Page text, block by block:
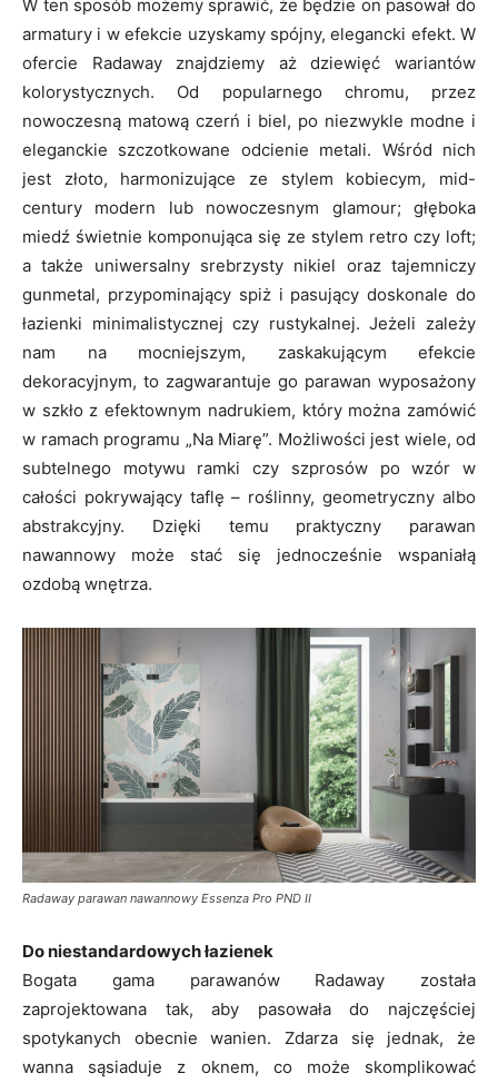
W ten sposób możemy sprawić, że będzie on pasował do
armatury i w efekcie uzyskamy spójny, elegancki efekt. W
ofercie Radaway znajdziemy aż dziewięć wariantów
kolorystycznych. Od popularnego chromu, przez
nowoczesną matową czerń i biel, po niezwykle modne i
eleganckie szczotkowane odcienie metali. Wśród nich
jest złoto, harmonizujące ze stylem kobiecym, mid-
century modern lub nowoczesnym glamour; głęboka
miedź świetnie komponująca się ze stylem retro czy loft;
a także uniwersalny srebrzysty nikiel oraz tajemniczy
gunmetal, przypominający spiż i pasujący doskonale do
łazienki minimalistycznej czy rustykalnej. Jeżeli zależy
nam na mocniejszym, zaskakującym efekcie
dekoracyjnym, to zagwarantuje go parawan wyposażony
w szkło z efektownym nadrukiem, który można zamówić
w ramach programu „Na Miarę”. Możliwości jest wiele, od
subtelnego motywu ramki czy szprosów po wzór w
całości pokrywający taflę – roślinny, geometryczny albo
abstrakcyjny. Dzięki temu praktyczny parawan
nawannowy może stać się jednocześnie wspaniałą
ozdobą wnętrza.
Radaway parawan nawannowy Essenza Pro PND II
Do niestandardowych łazienek
Bogata gama parawanów Radaway została
zaprojektowana tak, aby pasowała do najczęściej
spotykanych obecnie wanien. Zdarza się jednak, że
wanna sąsiaduje z oknem, co może skomplikować